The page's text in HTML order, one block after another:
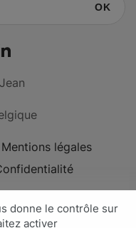
Mentions légales
OK
2026
agence Nateev